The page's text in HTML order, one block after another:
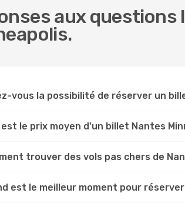
aux questions
vous la possibilité de réserver un
est le prix moyen d'un billet Nantes
trouver des vols pas chers de
est le meilleur moment pour